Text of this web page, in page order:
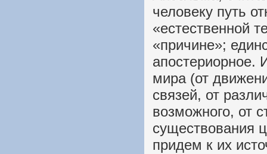
человеку путь
«естественной
«причине»;
апостериорное.
мира (от
связей, от
возможного, от
существования
придем к их